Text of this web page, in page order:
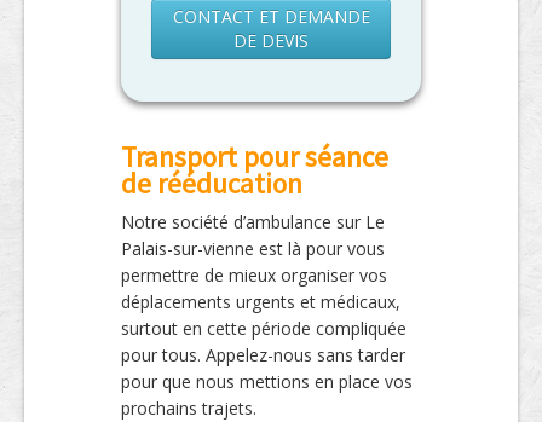
CONTACT ET DEMANDE
DE DEVIS
Transport pour séance
de rééducation
Notre société d’ambulance sur Le
Palais-sur-vienne est là pour vous
permettre de mieux organiser vos
déplacements urgents et médicaux,
surtout en cette période compliquée
pour tous. Appelez-nous sans tarder
pour que nous mettions en place vos
prochains trajets.